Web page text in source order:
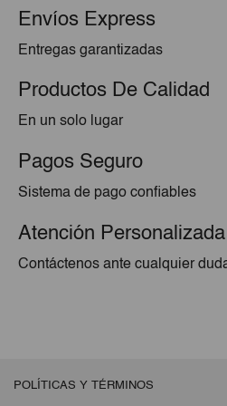
Envíos Express
Entregas garantizadas
Productos De Calidad
En un solo lugar
Pagos Seguro
Sistema de pago confiables
Atención Personalizada
Contáctenos ante cualquier
POLÍTICAS Y TÉRMINOS